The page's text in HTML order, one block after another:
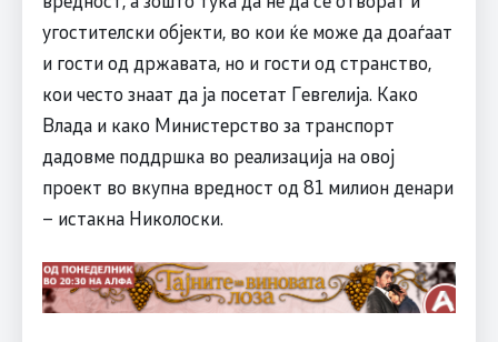
угостителски објекти, во кои ќе може да доаѓаат
и гости од државата, но и гости од странство,
кои често знаат да ја посетат Гевгелија. Kако
Влада и како Министерство за транспорт
дадовме поддршка во реализација на овој
проект во вкупна вредност од 81 милион денари
– истакна Николоски.